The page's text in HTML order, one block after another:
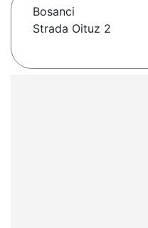
Bosanci
Strada Oituz 2